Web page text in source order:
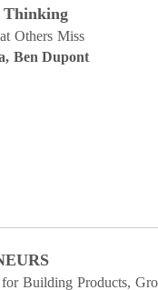
Thinking
Others Miss
Ben Dupont
Building Products,